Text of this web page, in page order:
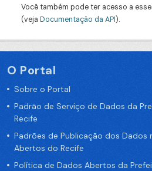
Você também pode ter acesso a
(veja Documentação da API).
O Portal
Sobre o Portal
Padrão de Serviço de Dados da
Recife
Padrões de Publicação dos Dados
Abertos do Recife
Política de Dados Abertos da